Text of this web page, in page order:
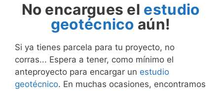
No encargues el estudio
geotécnico aún!
Si ya tienes parcela para tu proyecto, no
corras... Espera a tener, como mínimo el
anteproyecto para encargar un estudio
geotécnico. En muchas ocasiones, encontramos